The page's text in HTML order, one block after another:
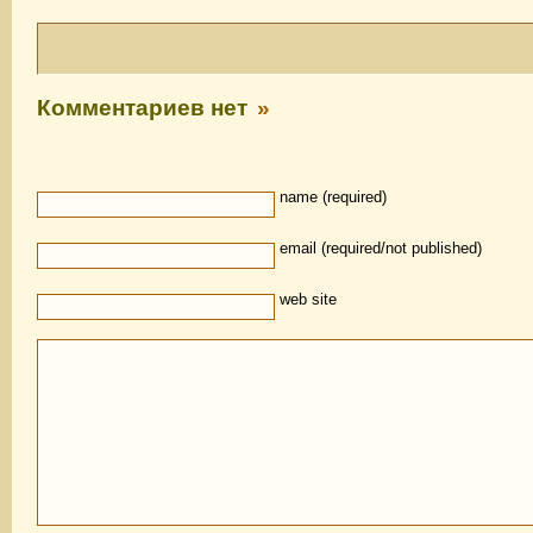
Комментариев нет »
name (required)
email (required/not published)
web site